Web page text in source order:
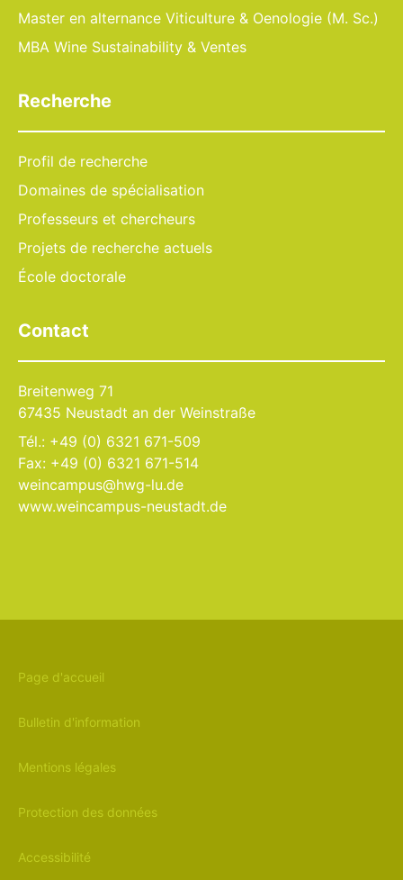
Master en alternance Viticulture & Oenologie (M. Sc.)
MBA Wine Sustainability & Ventes
Recherche
Profil de recherche
Domaines de spécialisation
Professeurs et chercheurs
Projets de recherche actuels
École doctorale
Contact
Breitenweg 71
67435 Neustadt an der Weinstraße
Tél.: +49 (0) 6321 671-509
Fax: +49 (0) 6321 671-514
weincampus@hwg-lu.de
www.weincampus-neustadt.de
Page d'accueil
Bulletin d'information
Mentions légales
Protection des données
Accessibilité